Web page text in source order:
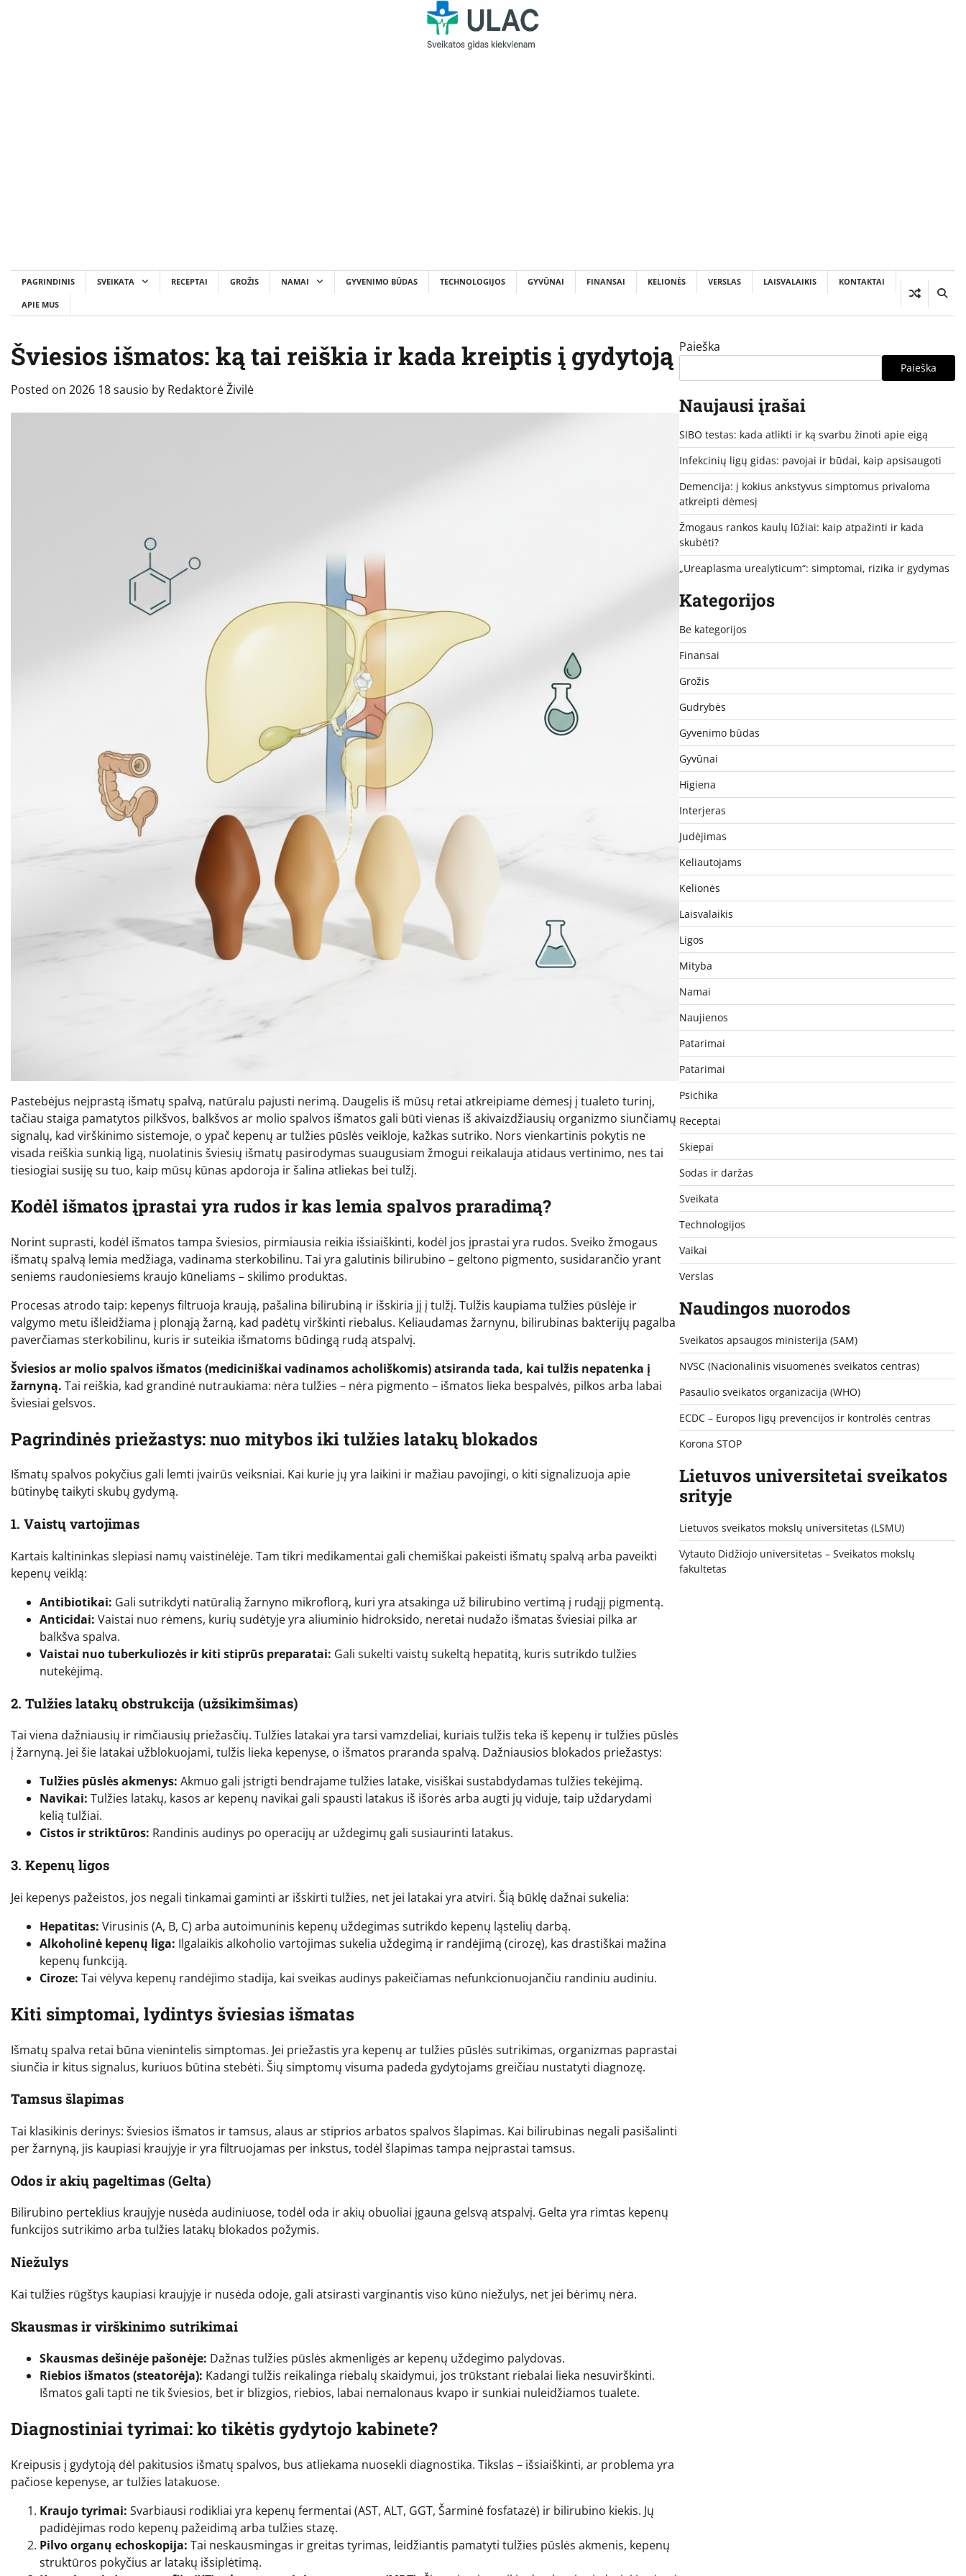
PAGRINDINIS SVEIKATA RECEPTAI GROŽIS NAMAI GYVENIMO BŪDAS TECHNOLOGIJOS GYVŪNAI FINANSAI KELIONĖS VERSLAS LAISVALAIKIS KONTAKTAI
APIE MUS
Šviesios išmatos: ką tai reiškia ir kada kreiptis į gydytoją
Posted on 2026 18 sausio by Redaktorė Živilė
Pastebėjus neįprastą išmatų spalvą, natūralu pajusti nerimą. Daugelis iš mūsų retai atkreipiame dėmesį į tualeto turinį,
tačiau staiga pamatytos pilkšvos, balkšvos ar molio spalvos išmatos gali būti vienas iš akivaizdžiausių organizmo siunčiamų
signalų, kad virškinimo sistemoje, o ypač kepenų ar tulžies pūslės veikloje, kažkas sutriko. Nors vienkartinis pokytis ne
visada reiškia sunkią ligą, nuolatinis šviesių išmatų pasirodymas suaugusiam žmogui reikalauja atidaus vertinimo, nes tai
tiesiogiai susiję su tuo, kaip mūsų kūnas apdoroja ir šalina atliekas bei tulžį.
Kodėl išmatos įprastai yra rudos ir kas lemia spalvos praradimą?
Norint suprasti, kodėl išmatos tampa šviesios, pirmiausia reikia išsiaiškinti, kodėl jos įprastai yra rudos. Sveiko žmogaus
išmatų spalvą lemia medžiaga, vadinama sterkobilinu. Tai yra galutinis bilirubino – geltono pigmento, susidarančio yrant
seniems raudoniesiems kraujo kūneliams – skilimo produktas.
Procesas atrodo taip: kepenys filtruoja kraują, pašalina bilirubiną ir išskiria jį į tulžį. Tulžis kaupiama tulžies pūslėje ir
valgymo metu išleidžiama į plonąją žarną, kad padėtų virškinti riebalus. Keliaudamas žarnynu, bilirubinas bakterijų pagalba
paverčiamas sterkobilinu, kuris ir suteikia išmatoms būdingą rudą atspalvį.
Šviesios ar molio spalvos išmatos (mediciniškai vadinamos acholiškomis) atsiranda tada, kai tulžis nepatenka į
žarnyną. Tai reiškia, kad grandinė nutraukiama: nėra tulžies – nėra pigmento – išmatos lieka bespalvės, pilkos arba labai
šviesiai gelsvos.
Pagrindinės priežastys: nuo mitybos iki tulžies latakų blokados
Išmatų spalvos pokyčius gali lemti įvairūs veiksniai. Kai kurie jų yra laikini ir mažiau pavojingi, o kiti signalizuoja apie
būtinybę taikyti skubų gydymą.
1. Vaistų vartojimas
Kartais kaltininkas slepiasi namų vaistinėlėje. Tam tikri medikamentai gali chemiškai pakeisti išmatų spalvą arba paveikti
kepenų veiklą:
Antibiotikai: Gali sutrikdyti natūralią žarnyno mikroflorą, kuri yra atsakinga už bilirubino vertimą į rudąjį pigmentą.
Anticidai: Vaistai nuo rėmens, kurių sudėtyje yra aliuminio hidroksido, neretai nudažo išmatas šviesiai pilka ar
balkšva spalva.
Vaistai nuo tuberkuliozės ir kiti stiprūs preparatai: Gali sukelti vaistų sukeltą hepatitą, kuris sutrikdo tulžies
nutekėjimą.
2. Tulžies latakų obstrukcija (užsikimšimas)
Tai viena dažniausių ir rimčiausių priežasčių. Tulžies latakai yra tarsi vamzdeliai, kuriais tulžis teka iš kepenų ir tulžies pūslės
į žarnyną. Jei šie latakai užblokuojami, tulžis lieka kepenyse, o išmatos praranda spalvą. Dažniausios blokados priežastys:
Tulžies pūslės akmenys: Akmuo gali įstrigti bendrajame tulžies latake, visiškai sustabdydamas tulžies tekėjimą.
Navikai: Tulžies latakų, kasos ar kepenų navikai gali spausti latakus iš išorės arba augti jų viduje, taip uždarydami
kelią tulžiai.
Cistos ir striktūros: Randinis audinys po operacijų ar uždegimų gali susiaurinti latakus.
3. Kepenų ligos
Jei kepenys pažeistos, jos negali tinkamai gaminti ar išskirti tulžies, net jei latakai yra atviri. Šią būklę dažnai sukelia:
Hepatitas: Virusinis (A, B, C) arba autoimuninis kepenų uždegimas sutrikdo kepenų ląstelių darbą.
Alkoholinė kepenų liga: Ilgalaikis alkoholio vartojimas sukelia uždegimą ir randėjimą (cirozę), kas drastiškai mažina
kepenų funkciją.
Ciroze: Tai vėlyva kepenų randėjimo stadija, kai sveikas audinys pakeičiamas nefunkcionuojančiu randiniu audiniu.
Kiti simptomai, lydintys šviesias išmatas
Išmatų spalva retai būna vienintelis simptomas. Jei priežastis yra kepenų ar tulžies pūslės sutrikimas, organizmas paprastai
siunčia ir kitus signalus, kuriuos būtina stebėti. Šių simptomų visuma padeda gydytojams greičiau nustatyti diagnozę.
Tamsus šlapimas
Tai klasikinis derinys: šviesios išmatos ir tamsus, alaus ar stiprios arbatos spalvos šlapimas. Kai bilirubinas negali pasišalinti
per žarnyną, jis kaupiasi kraujyje ir yra filtruojamas per inkstus, todėl šlapimas tampa neįprastai tamsus.
Odos ir akių pageltimas (Gelta)
Bilirubino perteklius kraujyje nusėda audiniuose, todėl oda ir akių obuoliai įgauna gelsvą atspalvį. Gelta yra rimtas kepenų
funkcijos sutrikimo arba tulžies latakų blokados požymis.
Niežulys
Kai tulžies rūgštys kaupiasi kraujyje ir nusėda odoje, gali atsirasti varginantis viso kūno niežulys, net jei bėrimų nėra.
Skausmas ir virškinimo sutrikimai
Skausmas dešinėje pašonėje: Dažnas tulžies pūslės akmenligės ar kepenų uždegimo palydovas.
Riebios išmatos (steatorėja): Kadangi tulžis reikalinga riebalų skaidymui, jos trūkstant riebalai lieka nesuvirškinti.
Išmatos gali tapti ne tik šviesios, bet ir blizgios, riebios, labai nemalonaus kvapo ir sunkiai nuleidžiamos tualete.
Diagnostiniai tyrimai: ko tikėtis gydytojo kabinete?
Kreipusis į gydytoją dėl pakitusios išmatų spalvos, bus atliekama nuosekli diagnostika. Tikslas – išsiaiškinti, ar problema yra
pačiose kepenyse, ar tulžies latakuose.
Kraujo tyrimai: Svarbiausi rodikliai yra kepenų fermentai (AST, ALT, GGT, Šarminė fosfatazė) ir bilirubino kiekis. Jų
padidėjimas rodo kepenų pažeidimą arba tulžies stazę.
Pilvo organų echoskopija: Tai neskausmingas ir greitas tyrimas, leidžiantis pamatyti tulžies pūslės akmenis, kepenų
struktūros pokyčius ar latakų išsiplėtimą.
Paieška
Paieška
Naujausi įrašai
SIBO testas: kada atlikti ir ką svarbu žinoti apie eigą
Infekcinių ligų gidas: pavojai ir būdai, kaip apsisaugoti
Demencija: į kokius ankstyvus simptomus privaloma
atkreipti dėmesį
Žmogaus rankos kaulų lūžiai: kaip atpažinti ir kada
skubėti?
„Ureaplasma urealyticum“: simptomai, rizika ir gydymas
Kategorijos
Be kategorijos
Finansai
Grožis
Gudrybės
Gyvenimo būdas
Gyvūnai
Higiena
Interjeras
Judėjimas
Keliautojams
Kelionės
Laisvalaikis
Ligos
Mityba
Namai
Naujienos
Patarimai
Patarimai
Psichika
Receptai
Skiepai
Sodas ir daržas
Sveikata
Technologijos
Vaikai
Verslas
Naudingos nuorodos
Sveikatos apsaugos ministerija (SAM)
NVSC (Nacionalinis visuomenės sveikatos centras)
Pasaulio sveikatos organizacija (WHO)
ECDC – Europos ligų prevencijos ir kontrolės centras
Korona STOP
Lietuvos universitetai sveikatos
srityje
Lietuvos sveikatos mokslų universitetas (LSMU)
Vytauto Didžiojo universitetas – Sveikatos mokslų
fakultetas